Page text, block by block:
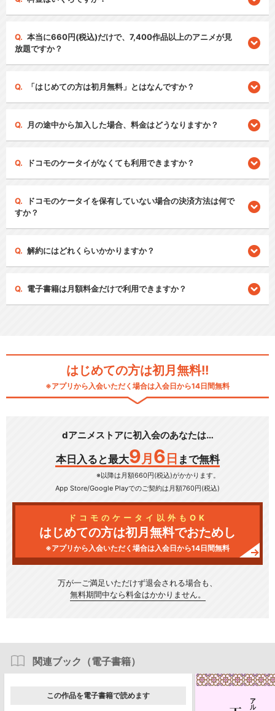
本当に660円(税込)だけで、7,400作品以上のアニメが見
放題ですか？
「はじめての方は初月無料」とはなんですか？
月の途中から加入した場合、料金はどうなりますか？
ドコモのケータイがなくても利用できますか？
ドコモのケータイを保有していない場合の決済方法は何で
すか？
解約にはどれくらいかかりますか？
電子書籍は月額料金だけで利用できますか？
はじめての方は初月無料!!
※アプリから入会いただく場合は入会日から14日間無料
dアニメストアに初入会のあなたは…
本日入ると最大9 月 6 日 まで無料
※以降は月額660円(税込)がかかります。
App Store/Google Playでのご契約は月額760円(税込)
ドコモのケータイ以外もOK
はじめての方は初月無料でおためし
※アプリから入会いただく場合は入会日から14日間無料
万が一ご満足いただけず退会される場合も、
無料期間中なら料金はかかりません。
関連ブック（電子書籍）
この作品を電子書籍で読めます